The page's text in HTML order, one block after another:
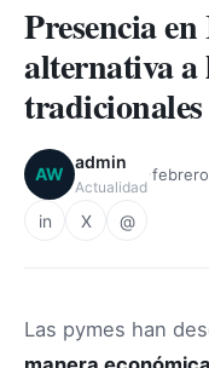
Presencia
alternativa a
tradicionales
AW
admin
Actualidad
in X @
Las pymes han